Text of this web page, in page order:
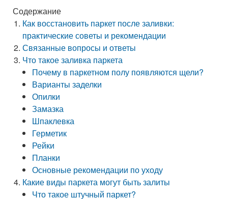
Содержание
Как восстановить паркет после заливки:
практические советы и рекомендации
Связанные вопросы и ответы
Что такое заливка паркета
Почему в паркетном полу появляются щели?
Варианты заделки
Опилки
Замазка
Шпаклевка
Герметик
Рейки
Планки
Основные рекомендации по уходу
Какие виды паркета могут быть залиты
Что такое штучный паркет?